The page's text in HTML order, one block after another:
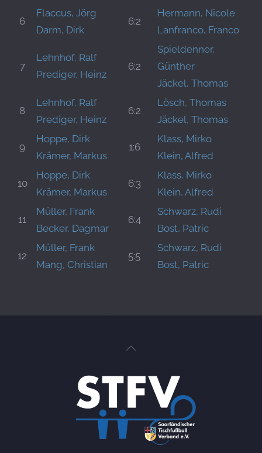
6
Flaccus, Jörg
Darm, Dirk
6:2
Hermann, Nicole
Lanfranco, Franco
7
Lehnhof, Ralf
Prediger, Heinz
6:2
Spieldenner,
Günther
Jäckel, Thomas
8
Lehnhof, Ralf
Prediger, Heinz
6:2
Lösch, Thomas
Jäckel, Thomas
9
Hoppe, Dirk
Krämer, Markus
1:6
Klass, Mirko
Klein, Alfred
10
Hoppe, Dirk
Krämer, Markus
6:3
Klass, Mirko
Klein, Alfred
11
Müller, Frank
Becker, Dagmar
6:4
Schwarz, Rudi
Bost, Patric
12
Müller, Frank
Mang, Christian
5:5
Schwarz, Rudi
Bost, Patric